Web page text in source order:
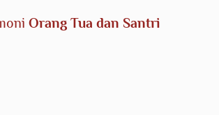
Orang Tua dan Santri